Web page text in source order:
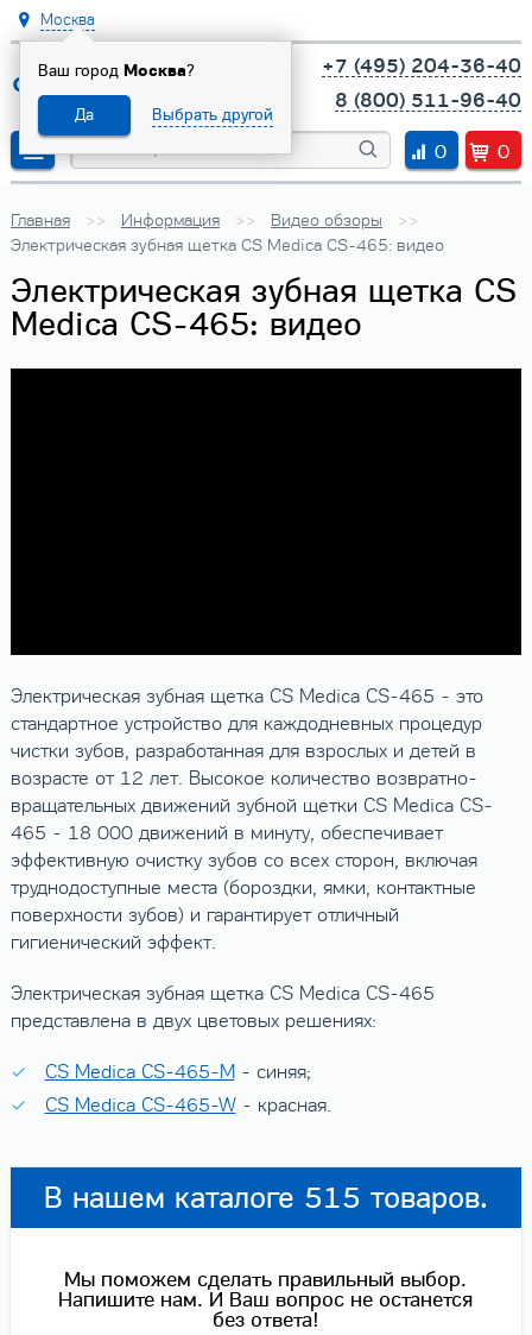
Москва
Ваш город Москва?
Да Выбрать другой
+7 (495) 204-36-40
8 (800) 511-96-40
0
0
Главная Информация
Видео обзоры
Электрическая зубная щетка CS Medica CS-465: видео
Электрическая зубная щетка CS
Medica CS-465: видео
Электрическая зубная щетка CS Medica CS-465 - это
стандартное устройство для каждодневных процедур
чистки зубов, разработанная для взрослых и детей в
возрасте от 12 лет. Высокое количество возвратно-
вращательных движений зубной щетки CS Medica CS-
465 - 18 000 движений в минуту, обеспечивает
эффективную очистку зубов со всех сторон, включая
труднодоступные места (бороздки, ямки, контактные
поверхности зубов) и гарантирует отличный
гигиенический эффект.
Электрическая зубная щетка CS Medica CS-465
представлена в двух цветовых решениях:
CS Medica CS-465-M- синяя;
CS Medica CS-465-W- красная.
В нашем каталоге 515 товаров.
Мы поможем сделать правильный выбор.
Напишите нам. И Ваш вопрос не останется
без ответа!